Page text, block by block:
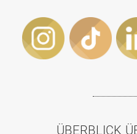
ÜBERBLICK